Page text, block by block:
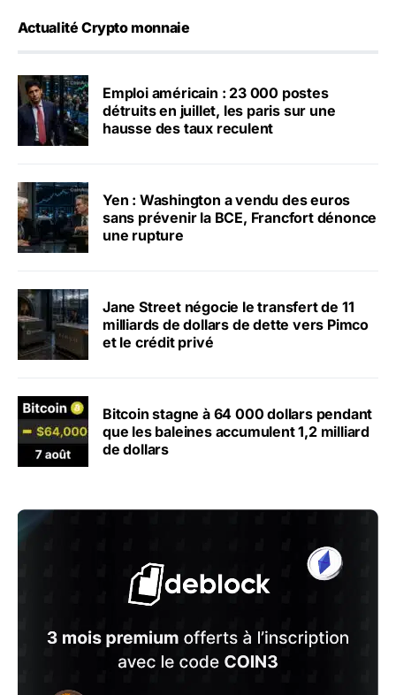
Actualité Crypto monnaie
Emploi américain : 23 000 postes
détruits en juillet, les paris sur une
hausse des taux reculent
Yen : Washington a vendu des euros
sans prévenir la BCE, Francfort dénonce
une rupture
Jane Street négocie le transfert de 11
milliards de dollars de dette vers Pimco
et le crédit privé
Bitcoin stagne à 64 000 dollars pendant
que les baleines accumulent 1,2 milliard
de dollars